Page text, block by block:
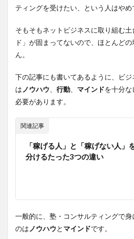
ティングを受けたい、という人はやめ
そもそもネットビジネスに取り組む
ド」が固まってないので、ほとんど
ん。
下の記事にも書いてあるように、ビ
は ノウハウ 行動 マインドを十分
必要があります。
関連記事
「稼げる人」と「稼げない人」
分けるたった3つの違い
一般的に、塾・コンサルティングで
のは ノウハウと マインドです。